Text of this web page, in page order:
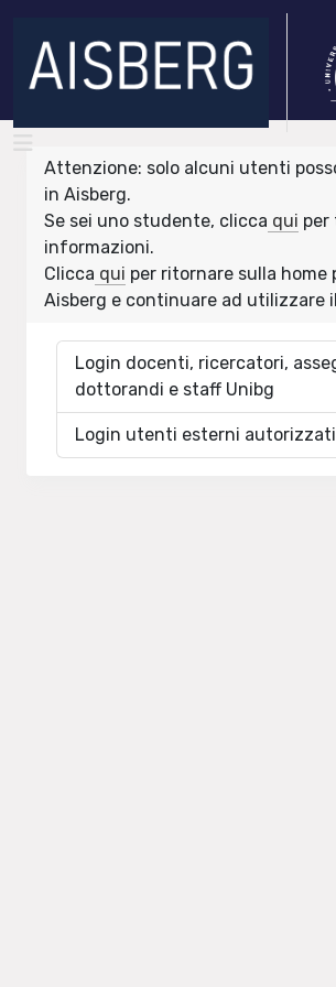
Attenzione: solo alcuni utenti
in Aisberg.
Se sei uno studente, clicca qui
informazioni.
Clicca qui per ritornare sulla home
Aisberg e continuare ad utilizzare
Login docenti, ricercatori,
dottorandi e staff Unibg
Login utenti esterni